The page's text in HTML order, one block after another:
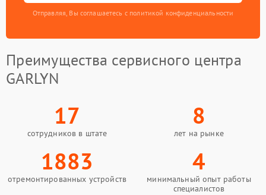
Отправляя, Вы соглашаетесь с политикой конфиденциальности
Преимущества сервисного центра
GARLYN
17
сотрудников в штате
8
лет на рынке
1883
отремонтированных устройств
4
минимальный опыт работы
специалистов